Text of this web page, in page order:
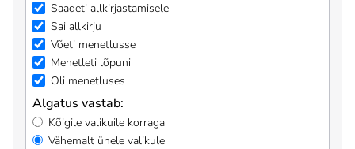
Saadeti allkirjastamisele
Sai allkirju
Võeti menetlusse
Menetleti lõpuni
Oli menetluses
Algatus vastab:
Kõigile valikuile korraga
Vähemalt ühele valikule